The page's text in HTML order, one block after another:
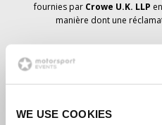
WE USE COOKIES
fournies par Crowe U.K. LLP
manière dont une
Si vous avez
avez reçu un
commande de billets, votre
prévu que vous recevrez les
fournisseurs pour s'assurer que